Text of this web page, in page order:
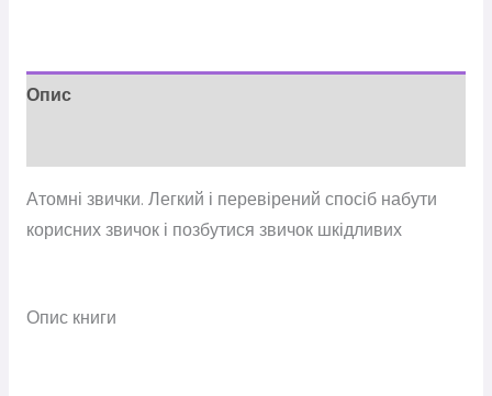
Опис
Атомні звички. Легкий і перевірений спосіб набути
корисних звичок і позбутися звичок шкідливих
Опис книги